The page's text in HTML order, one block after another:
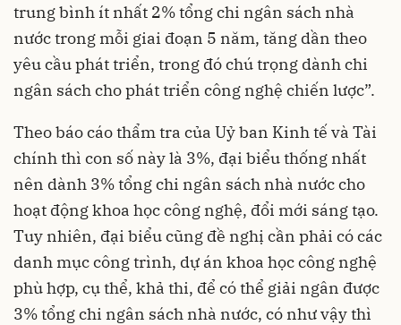
trung bình ít nhất 2% tổng chi ngân sách nhà
nước trong mỗi giai đoạn 5 năm, tăng dần theo
yêu cầu phát triển, trong đó chú trọng dành chi
ngân sách cho phát triển công nghệ chiến lược”.
Theo báo cáo thẩm tra của Uỷ ban Kinh tế và Tài
chính thì con số này là 3%, đại biểu thống nhất
nên dành 3% tổng chi ngân sách nhà nước cho
hoạt động khoa học công nghệ, đổi mới sáng tạo.
Tuy nhiên, đại biểu cũng đề nghị cần phải có các
danh mục công trình, dự án khoa học công nghệ
phù hợp, cụ thể, khả thi, để có thể giải ngân được
3% tổng chi ngân sách nhà nước, có như vậy thì